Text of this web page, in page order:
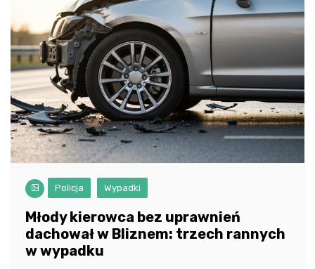
Policja Wypadki
Młody kierowca bez uprawnień
dachował w Bliznem: trzech rannych
w wypadku